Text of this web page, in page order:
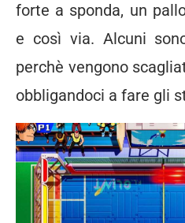
forte a sponda, un
e così via. Alcuni
perchè vengono
obbligandoci a fare gli